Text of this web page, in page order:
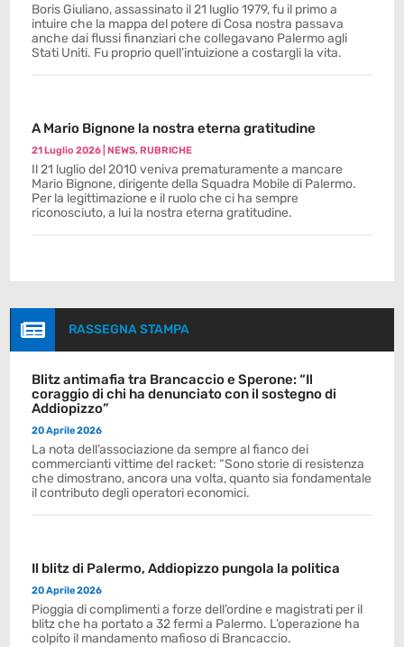
Boris Giuliano, assassinato il 21 luglio 1979, fu il primo a
intuire che la mappa del potere di Cosa nostra passava
anche dai flussi finanziari che collegavano Palermo agli
Stati Uniti. Fu proprio quell’intuizione a costargli la vita.
A Mario Bignone la nostra eterna gratitudine
21 Luglio 2026 |NEWS,RUBRICHE
Il 21 luglio del 2010 veniva prematuramente a mancare
Mario Bignone, dirigente della Squadra Mobile di Palermo.
Per la legittimazione e il ruolo che ci ha sempre
riconosciuto, a lui la nostra eterna gratitudine.
 RASSEGNA STAMPA
Blitz antimafia tra Brancaccio e Sperone: “Il
coraggio di chi ha denunciato con il sostegno di
Addiopizzo”
20 Aprile 2026
La nota dell’associazione da sempre al fianco dei
commercianti vittime del racket: “Sono storie di resistenza
che dimostrano, ancora una volta, quanto sia fondamentale
il contributo degli operatori economici.
Il blitz di Palermo, Addiopizzo pungola la politica
20 Aprile 2026
Pioggia di complimenti a forze dell’ordine e magistrati per il
blitz che ha portato a 32 fermi a Palermo. L’operazione ha
colpito il mandamento mafioso di Brancaccio.